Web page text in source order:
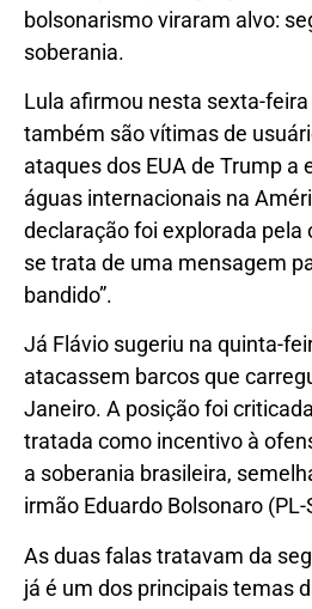
bolsonarismo viraram alvo:
soberania.
Lula afirmou nesta sexta-
também são vítimas de
ataques dos EUA de Trump a
águas internacionais na
declaração foi explorada pela
se trata de uma mensagem
bandido”.
Já Flávio sugeriu na quinta-
atacassem barcos que
Janeiro. A posição foi
tratada como incentivo à
a soberania brasileira,
irmão Eduardo Bolsonaro (PL-
As duas falas tratavam da
já é um dos principais temas